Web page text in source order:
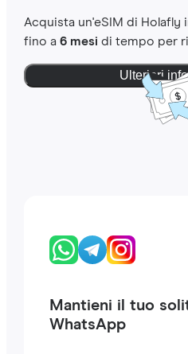
Acquista un'eSIM di Holafly
fino a 6 mesi di tempo per
Ulteriori
Mantieni il tuo
WhatsApp